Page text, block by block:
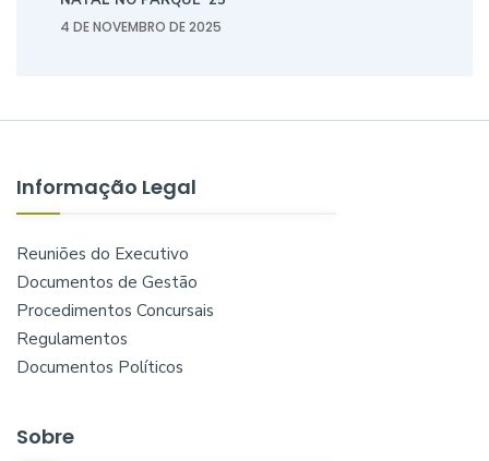
4 DE NOVEMBRO DE 2025
Informação Legal
Reuniões do Executivo
Documentos de Gestão
Procedimentos Concursais
Regulamentos
Documentos Políticos
Sobre